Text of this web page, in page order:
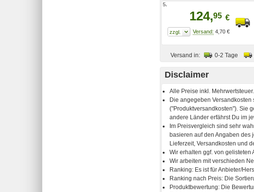
5.
124,95 €
4,70 €
Versand in: 0-2 Tage
Disclaimer